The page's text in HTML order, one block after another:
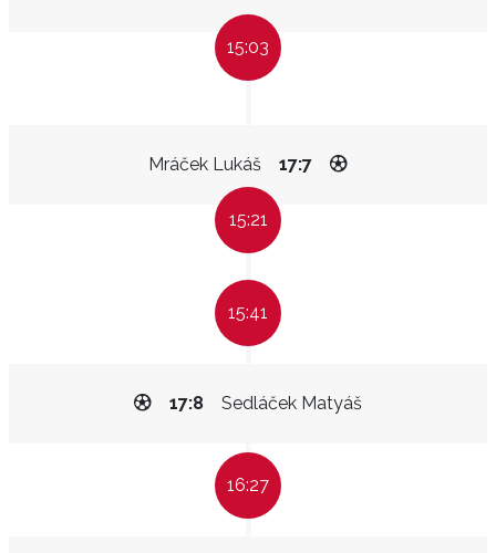
15:03
Mráček Lukáš 17:7
15:21
15:41
Sedláček Matyáš
17:8
16:27